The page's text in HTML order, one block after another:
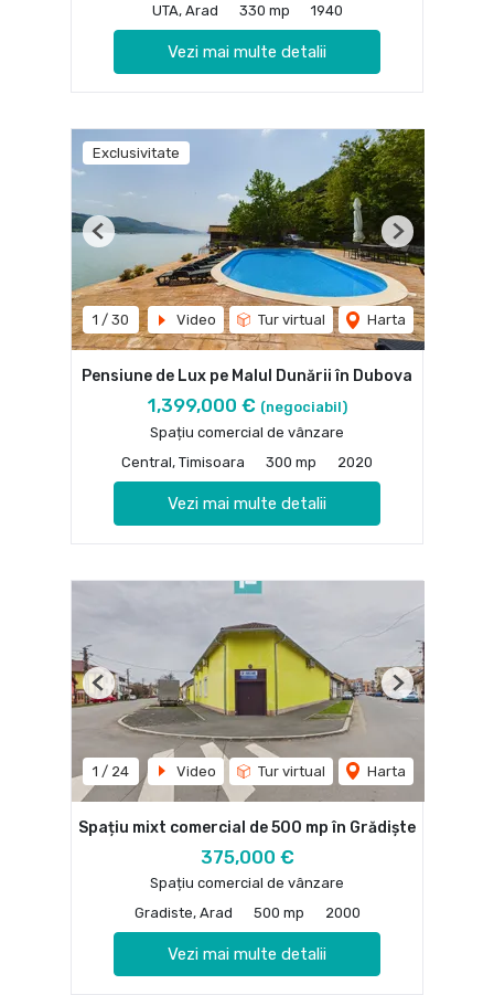
UTA, Arad
330 mp 1940
Vezi mai multe detalii
Exclusivitate
1 / 30 Video Tur virtual Harta
Previous Next
Pensiune de Lux pe Malul Dunării în Dubova
1,399,000 € (negociabil)
Spațiu comercial de vânzare
Central, Timisoara
300 mp 2020
Vezi mai multe detalii
1 / 24 Video Tur virtual Harta
Previous Next
Spațiu mixt comercial de 500 mp în Grădiște
375,000 €
Spațiu comercial de vânzare
Gradiste, Arad
500 mp 2000
Vezi mai multe detalii